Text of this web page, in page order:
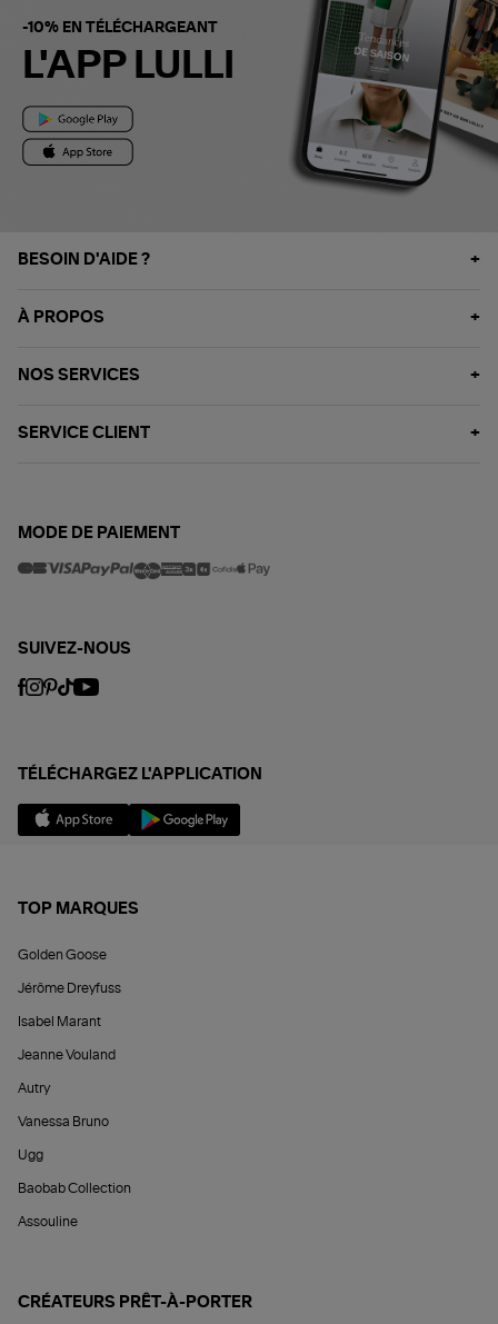
-10% EN TÉLÉCHARGEANT
L'APP LULLI
BESOIN D'AIDE ?
À PROPOS
NOS SERVICES
SERVICE CLIENT
MODE DE PAIEMENT
SUIVEZ-NOUS
TÉLÉCHARGEZ L'APPLICATION
TOP MARQUES
Golden Goose
Jérôme Dreyfuss
Isabel Marant
Jeanne Vouland
Autry
Vanessa Bruno
Ugg
Baobab Collection
Assouline
CRÉATEURS PRÊT-À-PORTER